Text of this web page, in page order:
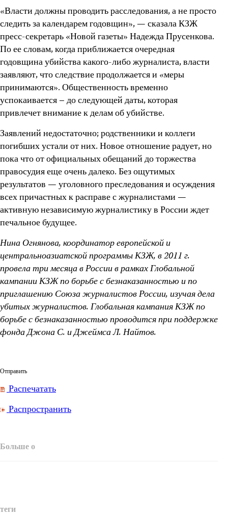
«Власти должны проводить расследования, а не просто
следить за календарем годовщин», — сказала КЗЖ
пресс-секретарь «Новой газеты» Надежда Прусенкова.
По ее словам, когда приближается очередная
годовщина убийства какого-либо журналиста, власти
заявляют, что следствие продолжается и «меры
принимаются». Общественность временно
успокаивается – до следующей даты, которая
привлечет внимание к делам об убийстве.
Заявлений недостаточно; родственники и коллеги
погибших устали от них. Новое отношение радует, но
пока что от официальных обещаний до торжества
правосудия еще очень далеко. Без ощутимых
результатов — уголовного преследования и осуждения
всех причастных к расправе с журналистами —
активную независимую журналистику в России ждет
печальное будущее.
Нина Огнянова, координатор европейской и
центральноазиатской программы КЗЖ, в 2011 г.
провела три месяца в России в рамках Глобальной
кампании КЗЖ по борьбе с безнаказанностью и по
приглашению Союза журналистов России, изучая дела
убитых журналистов. Глобальная кампания КЗЖ по
борьбе с безнаказанностьюпроводится при поддержке
фонда Джона С. и Джеймса Л. Найтов.
Отправить
Распечатать
Распространить
Больше о
теги